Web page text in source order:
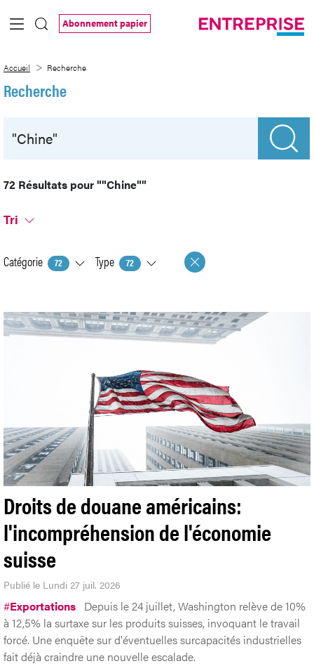
Saut au contenu principal
Abonnement papier
Accueil Recherche
Recherche
72 Résultats pour""Chine""
Tri
Catégorie 72 Type 72
Droits de douane américains:
l'incompréhension de l'économie
suisse
Publié le Lundi 27 juil. 2026
#Exportations Depuis le 24 juillet, Washington relève de 10%
à 12,5% la surtaxe sur les produits suisses, invoquant le travail
forcé. Une enquête sur d'éventuelles surcapacités industrielles
fait déjà craindre une nouvelle escalade.